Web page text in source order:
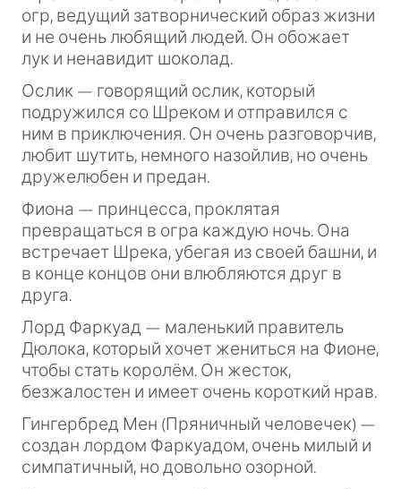
огр, ведущий затворнический образ жизни
и не очень любящий людей. Он обожает
лук и ненавидит шоколад.
Ослик — говорящий ослик, который
подружился со Шреком и отправился с
ним в приключения. Он очень разговорчив,
любит шутить, немного назойлив, но очень
дружелюбен и предан.
Фиона — принцесса, проклятая
превращаться в огра каждую ночь. Она
встречает Шрека, убегая из своей башни, и
в конце концов они влюбляются друг в
друга.
Лорд Фаркуад — маленький правитель
Дюлока, который хочет жениться на Фионе,
чтобы стать королём. Он жесток,
безжалостен и имеет очень короткий нрав.
Гингербред Мен (Пряничный человечек) —
создан лордом Фаркуадом, очень милый и
симпатичный, но довольно озорной.